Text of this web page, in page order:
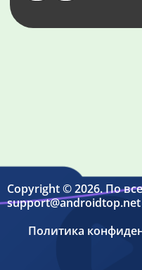
Copyright © 2026. По
support@androidtop.net
Политика